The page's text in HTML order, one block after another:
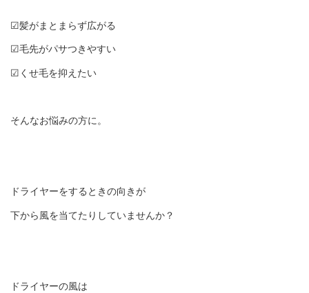
☑︎髪がまとまらず広がる
☑︎毛先がパサつきやすい
☑︎くせ毛を抑えたい
そんなお悩みの方に。
ドライヤーをするときの向きが
下から風を当てたりしていませんか？
ドライヤーの風は